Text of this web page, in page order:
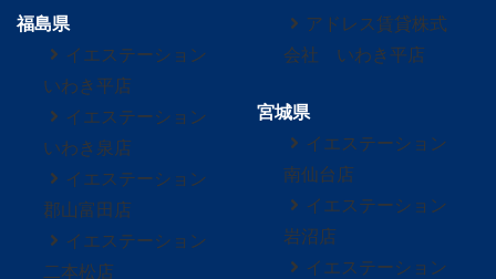
福島県
イエステーション
いわき平店
イエステーション
いわき泉店
イエステーション
郡山富田店
イエステーション
二本松店
アドレス賃貸株式
会社 いわき平店
宮城県
イエステーション
南仙台店
イエステーション
岩沼店
イエステーション